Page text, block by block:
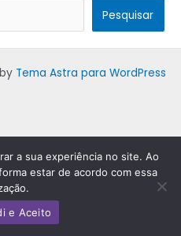
Pesquisar
Tema Astra para WordPress
a sua experiência no site. Ao
estar de acordo com essa
e Aceito